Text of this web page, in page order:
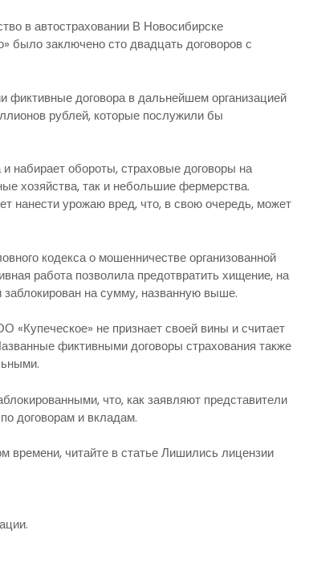
в автостраховании В Новосибирске
было заключено сто двадцать договоров с
фиктивные договора в дальнейшем организацией
рублей, которые послужили бы
набирает обороты, страховые договоры на
хозяйства, так и небольшие фермерства.
нанести урожаю вред, что, в свою очередь, может
кодекса о мошенничестве организованной
работа позволила предотвратить хищение, на
на сумму, названную выше.
«Купеческое» не признает своей вины и считает
фиктивными договоры страхования также
что, как заявляют представители
договорам и вкладам.
времени, читайте в статье Лишились лицензии